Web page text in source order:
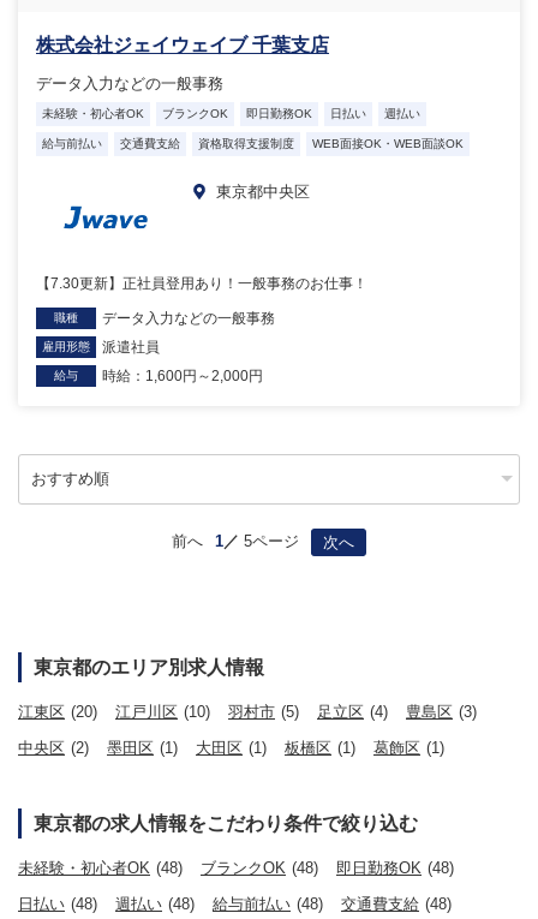
株式会社ジェイウェイブ 千葉支店
データ入力などの一般事務
未経験・初心者OK ブランクOK 即日勤務OK 日払い 週払い
給与前払い 交通費支給 資格取得支援制度 WEB面接OK・WEB面談OK
東京都中央区
【7.30更新】正社員登用あり！一般事務のお仕事！
職種 データ入力などの一般事務
雇用形態 派遣社員
給与 時給：1,600円～2,000円
前へ 1 5ページ 次へ
東京都のエリア別求人情報
江東区 (20) 江戸川区 (10) 羽村市 (5) 足立区 (4) 豊島区 (3)
中央区 (2) 墨田区 (1) 大田区 (1) 板橋区 (1) 葛飾区 (1)
東京都の求人情報をこだわり条件で絞り込む
未経験・初心者OK (48) ブランクOK (48) 即日勤務OK (48)
日払い (48) 週払い (48) 給与前払い (48) 交通費支給 (48)